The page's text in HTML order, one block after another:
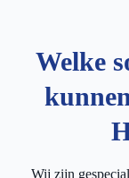
Welke
Wij zijn